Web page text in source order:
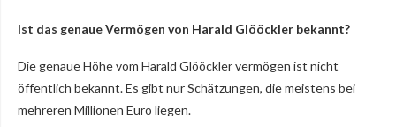
Ist das genaue Vermögen von Harald Glööckler bekannt?
Die genaue Höhe vom Harald Glööckler vermögen ist nicht
öffentlich bekannt. Es gibt nur Schätzungen, die meistens bei
mehreren Millionen Euro liegen.